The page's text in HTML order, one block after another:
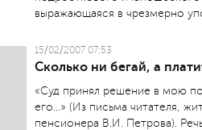
выражающаяся в чрезмерно
15/02/2007 07:53
Сколько ни бегай, а
«Суд принял решение в мою
его...» (Из письма читателя,
пенсионера В.И. Петрова).